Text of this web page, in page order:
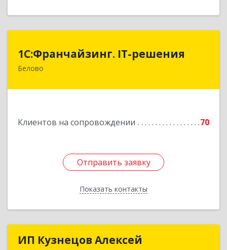
1С:Франчайзинг. IT-решения
Белово
Клиентов на сопровождении 70
Отправить заявку
Показать контакты
1С:Франчайзинг. IT-решения
Отправить заявку
Назад
ИП Кузнецов АлексейИП Кузнецов Алексей